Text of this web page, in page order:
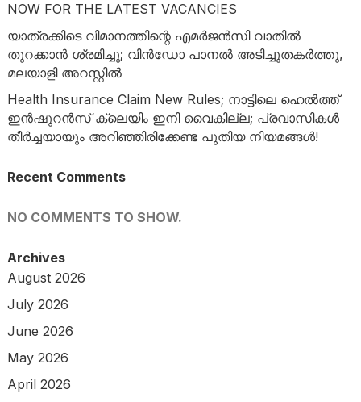
NOW FOR THE LATEST VACANCIES
യാത്രക്കിടെ വിമാനത്തിന്റെ എമർജൻസി വാതിൽ
തുറക്കാൻ ശ്രമിച്ചു; വിൻഡോ പാനൽ അടിച്ചുതകർത്തു,
മലയാളി അറസ്റ്റിൽ
Health Insurance Claim New Rules; നാട്ടിലെ ഹെൽത്ത്
ഇൻഷുറൻസ് ക്ലെയിം ഇനി വൈകില്ല; പ്രവാസികൾ
തീർച്ചയായും അറിഞ്ഞിരിക്കേണ്ട പുതിയ നിയമങ്ങൾ!
Recent Comments
NO COMMENTS TO SHOW.
Archives
August 2026
July 2026
June 2026
May 2026
April 2026